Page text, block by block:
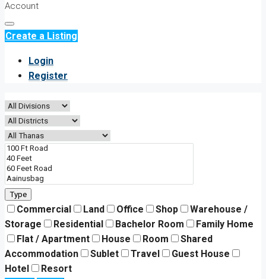
Account
Create a Listing
Login
Register
Type
Commercial Land Office Shop
Warehouse /
Storage
Residential Bachelor Room
Family Home
Flat / Apartment
House Room
Shared
Accommodation
Sublet Travel
Guest House
Hotel
Resort